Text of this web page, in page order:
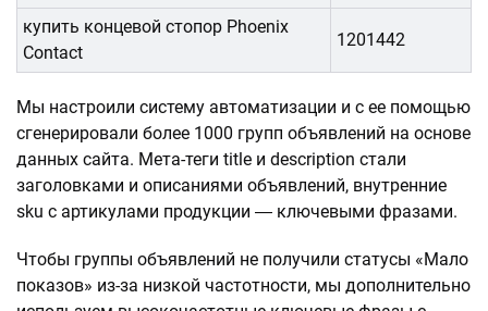
купить концевой стопор Phoenix
Contact
1201442
Мы настроили систему автоматизации и с ее помощью
сгенерировали более 1000 групп объявлений на основе
данных сайта. Мета-теги title и description стали
заголовками и описаниями объявлений, внутренние
sku с артикулами продукции ― ключевыми фразами.
Чтобы группы объявлений не получили статусы «Мало
показов» из-за низкой частотности, мы дополнительно